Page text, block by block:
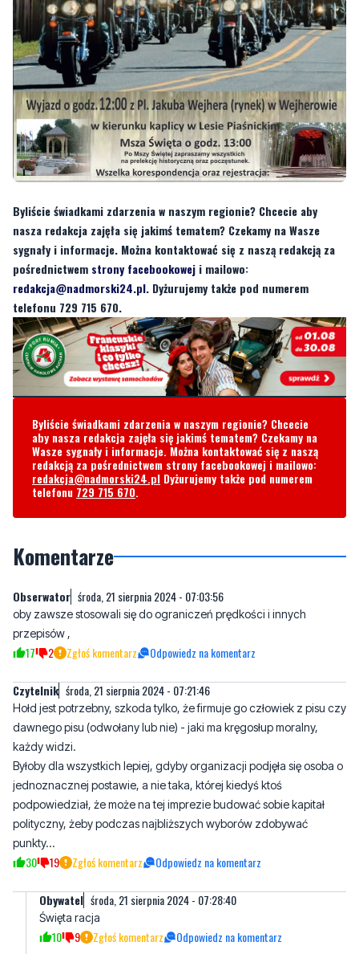
Byliście świadkami zdarzenia w naszym regionie? Chcecie aby
nasza redakcja zajęła się jakimś tematem? Czekamy na Wasze
pośrednictwemstrony facebookoweji mailowo:
redakcja@nadmorski24.pl. Dyżurujemy także pod numerem
telefonu 729 715 670.
Byliście świadkami zdarzenia w naszym regionie? Chcecie
aby nasza redakcja zajęła się jakimś tematem? Czekamy na
Wasze sygnały i informacje. Można kontaktować się z naszą
redakcja@nadmorski24.plDyżurujemy także pod numerem
telefonu729 715 670.
Komentarze
oby zawsze stosowali się do ograniczeń prędkości i innych
17 2 Zgłoś komentarz Odpowiedz na komentarz
Czytelnik
Hołd jest potrzebny, szkoda tylko, że firmuje go człowiek z pisu czy
każdy widzi.
Byłoby dla wszystkich lepiej, gdyby organizacji podjęła się osoba o
jednoznacznej postawie, a nie taka, której kiedyś ktoś
podpowiedział, że może na tej imprezie budować sobie kapitał
polityczny, żeby podczas najbliższych wyborów zdobywać
punkty...
30 19 Zgłoś komentarz Odpowiedz na komentarz
Obywatel
Święta racja
Marek środa, 21 sierpnia 2024 - 08:48:58
jaki masz problem że firmuje człowiek z PiS-u?!A co roku